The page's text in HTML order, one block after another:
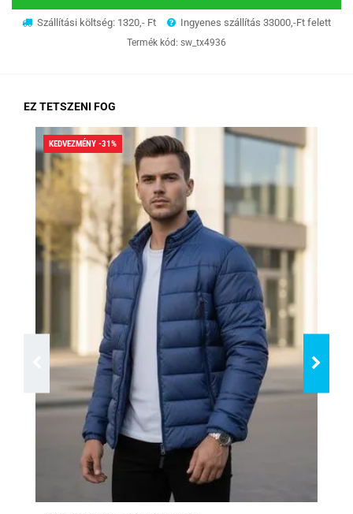
Szállítási költség: 1320,- Ft Ingyenes szállítás 33000,-Ft felett
Termék kód: sw_tx4936
EZ TETSZENI FOG
KEDVEZMÉNY -31%